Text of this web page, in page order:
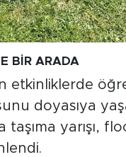
BİR ARADA
etkinliklerde
doyasıya
yarışı,